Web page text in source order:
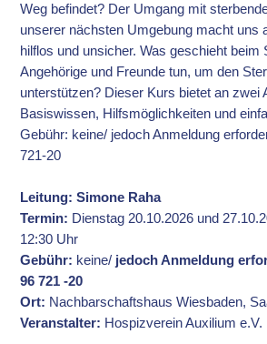
Weg befindet? Der Umgang mit
unserer nächsten Umgebung macht uns
hilflos und unsicher. Was geschieht beim
Angehörige und Freunde tun, um den
unterstützen? Dieser Kurs bietet an zwei
Basiswissen, Hilfsmöglichkeiten und
Gebühr: keine/ jedoch Anmeldung
721-20
Leitung: Simone Raha
Termin: Dienstag 20.10.2026 und
12:30 Uhr
Gebühr: keine/ jedoch Anmeldung
96 721 -20
Ort: Nachbarschaftshaus Wiesbaden,
Veranstalter: Hospizverein Auxilium e.V.